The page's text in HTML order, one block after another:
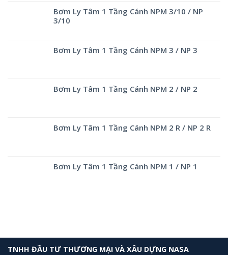
Bơm Ly Tâm 1 Tầng Cánh NPM 3/10 / NP
3/10
Bơm Ly Tâm 1 Tầng Cánh NPM 3 / NP 3
Bơm Ly Tâm 1 Tầng Cánh NPM 2 / NP 2
Bơm Ly Tâm 1 Tầng Cánh NPM 2 R / NP 2 R
Bơm Ly Tâm 1 Tầng Cánh NPM 1 / NP 1
TNHH ĐẦU TƯ THƯƠNG MẠI VÀ XÂU DỰNG NASA